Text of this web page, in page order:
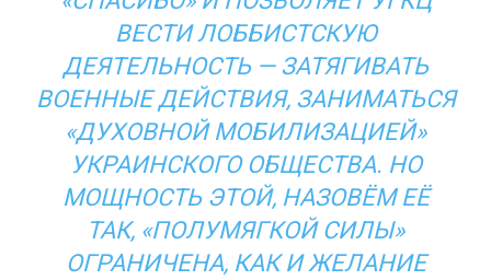
ВЕСТИ ЛОББИСТСКУЮ
ДЕЯТЕЛЬНОСТЬ — ЗАТЯГИВАТЬ
ВОЕННЫЕ ДЕЙСТВИЯ, ЗАНИМАТЬСЯ
«ДУХОВНОЙ МОБИЛИЗАЦИЕЙ»
УКРАИНСКОГО ОБЩЕСТВА. НО
МОЩНОСТЬ ЭТОЙ, НАЗОВЁМ ЕЁ
ТАК, «ПОЛУМЯГКОЙ СИЛЫ»
ОГРАНИЧЕНА, КАК И ЖЕЛАНИЕ